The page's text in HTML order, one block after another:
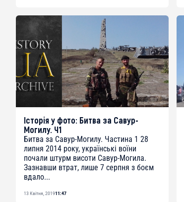
Історія у фото: Битва за Савур-
Могилу. Ч1
Битва за Савур-Могилу. Частина 1 28
липня 2014 року, українські воїни
почали штурм висоти Савур-Могила.
Зазнавши втрат, лише 7 серпня з боєм
вдало...
13 Квітня, 201911:47